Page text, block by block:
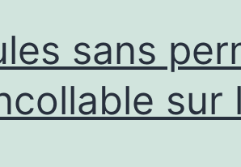
sans
sur